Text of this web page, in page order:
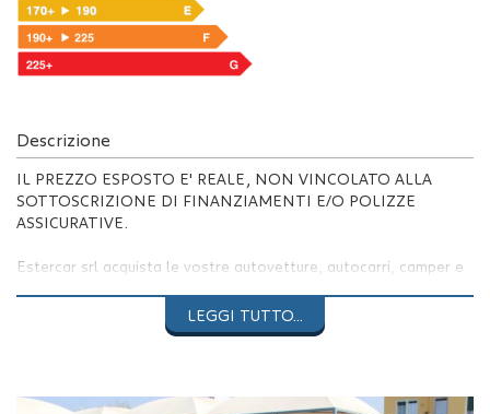
Descrizione
IL PREZZO ESPOSTO E' REALE, NON VINCOLATO ALLA
SOTTOSCRIZIONE DI FINANZIAMENTI E/O POLIZZE
ASSICURATIVE.
Estercar srl acquista le vostre autovetture, autocarri, camper e
richiesta su www.estercar.it
percorrenza certificata, sono inoltre coperte da garanzia di 12
LEGGI TUTTO...